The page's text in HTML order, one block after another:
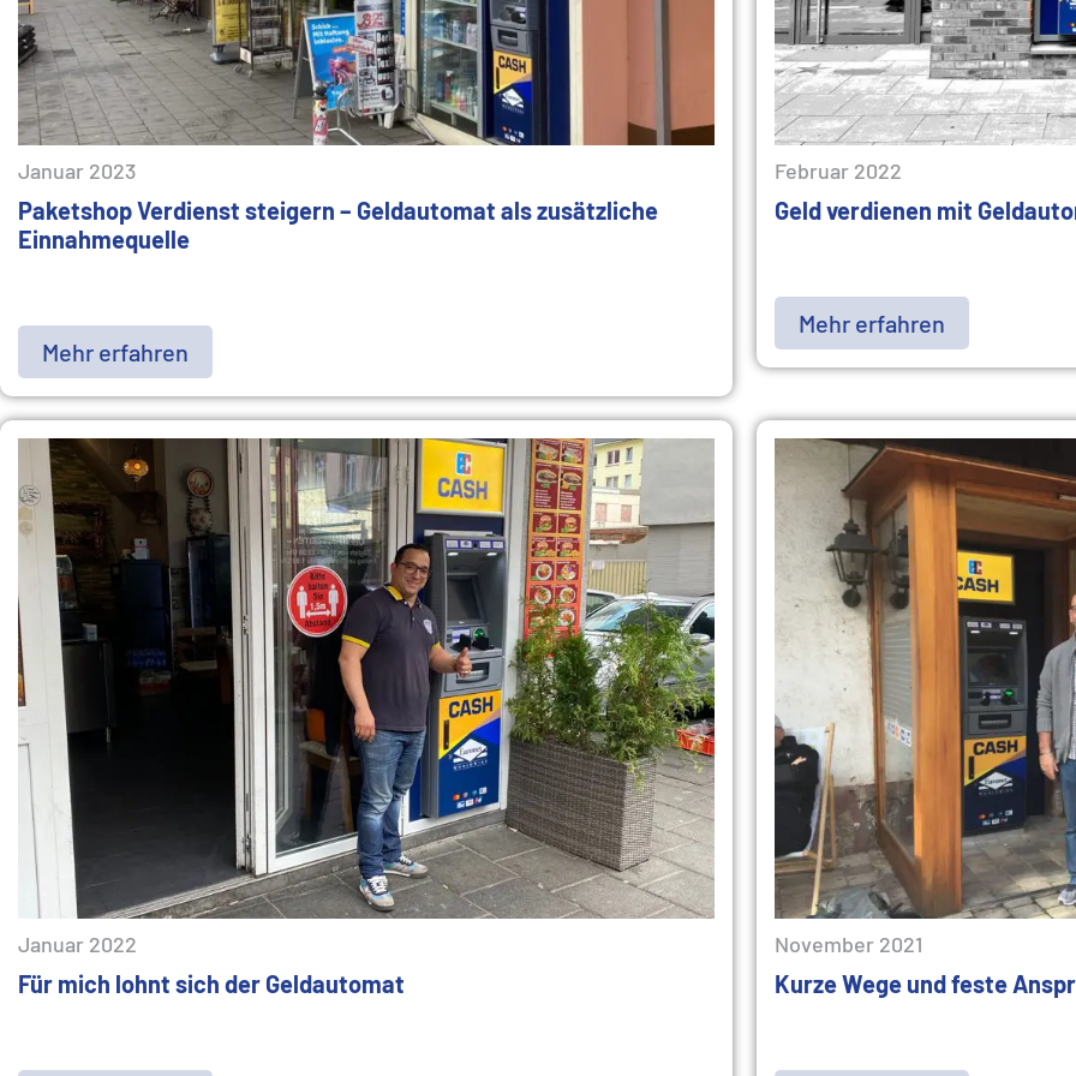
Januar 2023
Paketshop Verdienst steigern – Geldautomat als zusätzliche
Einnahmequelle
Mehr erfahren
Februar 2022
Geld verdienen mit
Mehr erfahren
Januar 2022
Für mich lohnt sich der Geldautomat
November 2021
Kurze Wege und feste